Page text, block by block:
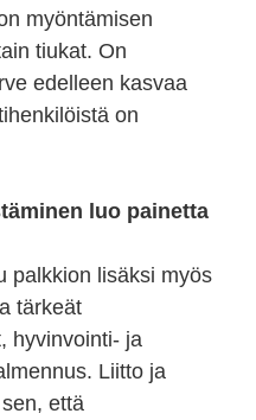
myöntämisen
tiukat. On
edelleen kasvaa
on
luo painetta
palkkion lisäksi myös
tärkeät
hyvinvointi- ja
Liitto ja
että